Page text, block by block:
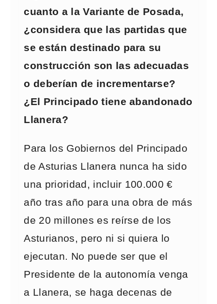
cuanto a la Variante de Posada,
¿considera que las partidas que
se están destinado para su
construcción son las adecuadas
o deberían de incrementarse?
¿El Principado tiene abandonado
Llanera?
Para los Gobiernos del Principado
de Asturias Llanera nunca ha sido
una prioridad, incluir 100.000 €
año tras año para una obra de más
de 20 millones es reírse de los
Asturianos, pero ni si quiera lo
ejecutan. No puede ser que el
Presidente de la autonomía venga
a Llanera, se haga decenas de